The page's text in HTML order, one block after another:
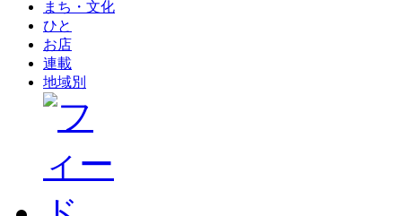
まち・文化
ひと
お店
連載
地域別